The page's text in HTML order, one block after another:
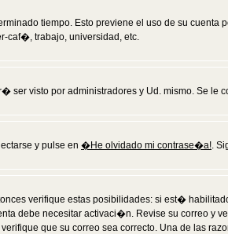
tiempo. Esto previene el uso de su
caf�, trabajo, universidad, etc.
ser visto por administradores y Ud. mismo. Se le
y pulse en �He olvidado mi contrase�a!.
verifique estas posibilidades: si est�
debe necesitar activaci�n. Revise su correo y
que su correo sea correcto. Una de las